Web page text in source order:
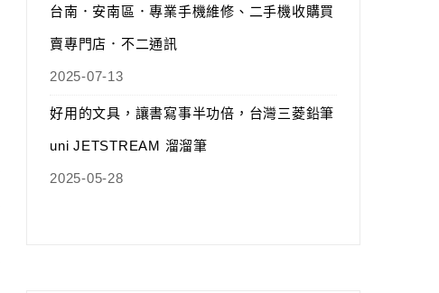
台南．安南區．專業手機維修、二手機收購買
賣專門店．不二通訊
2025-07-13
好用的文具，讓書寫事半功倍，台灣三菱鉛筆
uni JETSTREAM 溜溜筆
2025-05-28